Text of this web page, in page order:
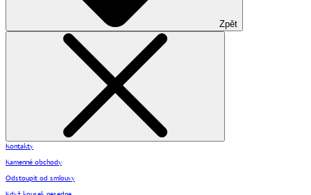
Zpět
Kontakty
Kamenné obchody
Odstoupit od smlouvy